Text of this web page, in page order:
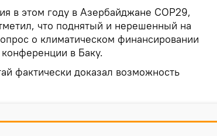
в этом году в Азербайджане COP29,
что поднятый и нерешенный на
о климатическом финансировании
в Баку.
фактически доказал возможность